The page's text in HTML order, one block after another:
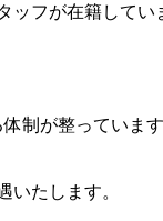
ッフが在籍してい
制が整っています
たします。